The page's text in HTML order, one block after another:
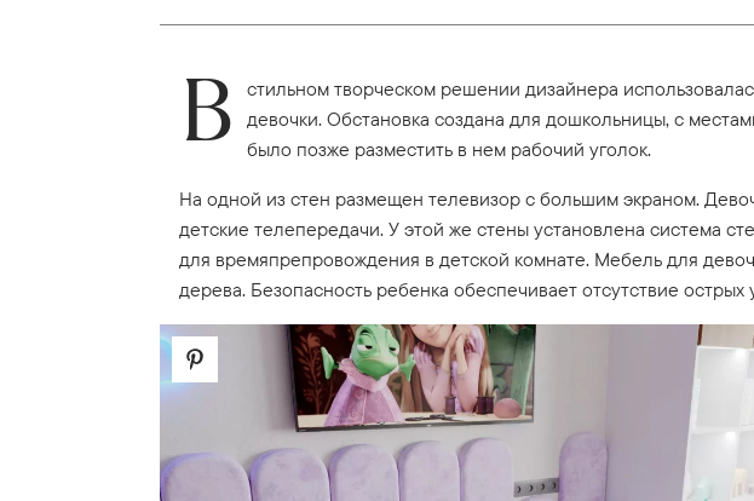
В
стильном творческом решении дизайнера
девочки. Обстановка создана для дошкольницы, с
было позже разместить в нем рабочий уголок.
На одной из стен размещен телевизор с большим экраном.
детские телепередачи. У этой же стены установлена система
для времяпрепровождения в детской комнате. Мебель для
дерева. Безопасность ребенка обеспечивает отсутствие острых